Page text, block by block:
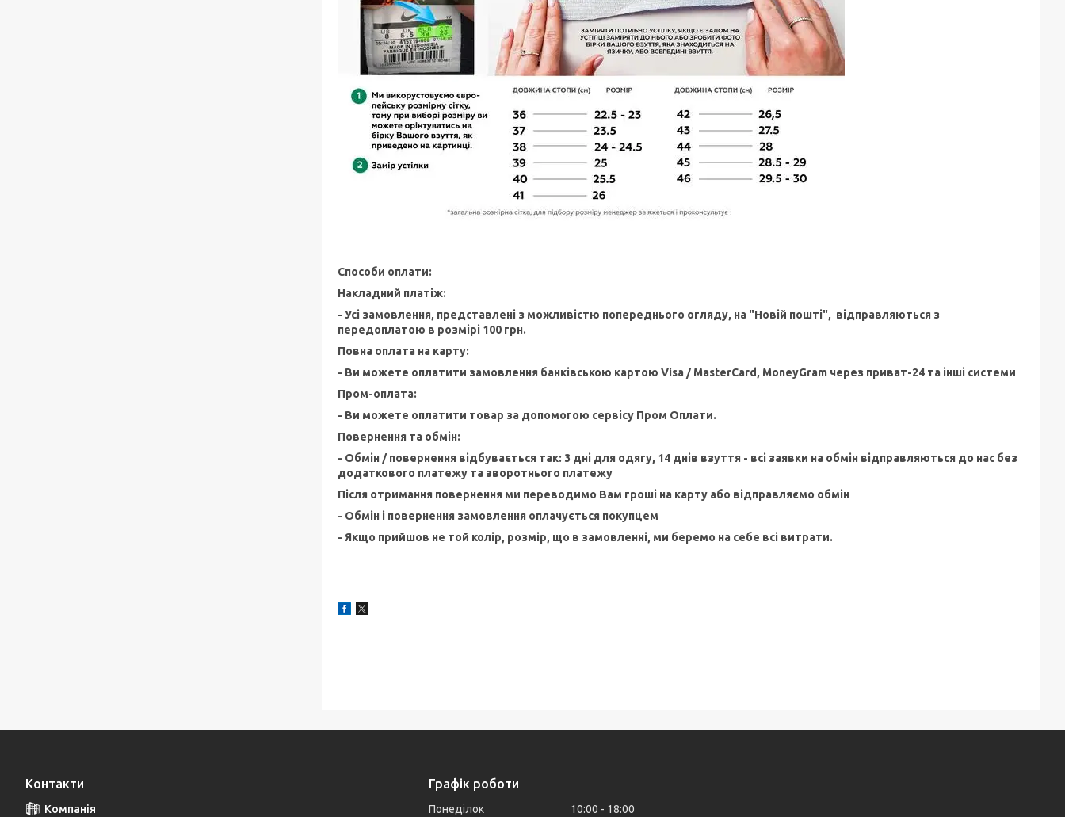
Способи оплати:
Накладний платіж:
- Усі замовлення, представлені з можливістю попереднього огляду, на "Новій пошті", відправляються з
передоплатою в розмірі 100 грн.
Повна оплата на карту:
- Ви можете оплатити замовлення банківською картою Visa / MasterCard, MoneyGram через приват-24 та інші системи
Пром-оплата:
- Ви можете оплатити товар за допомогою сервісу Пром Оплати.
Повернення та обмін:
- Обмін / повернення відбувається так: 3 дні для одягу, 14 днів взуття - всі заявки на обмін відправляються до нас без
додаткового платежу та зворотнього платежу
Після отримання повернення ми переводимо Вам гроші на карту або відправляємо обмін
- Обмін і повернення замовлення оплачується покупцем
- Якщо прийшов не той колір, розмір, що в замовленні, ми беремо на себе всі витрати.
Контакти Графік роботи
Понеділок 10:00
18:00